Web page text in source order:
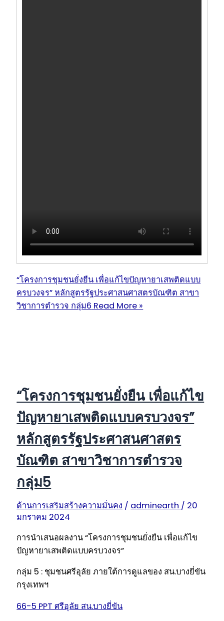
“โครงการชุมชนยั่งยืน เพื่อแก้ไขปัญหายาเสพติดแบบ
ครบวงจร” หลักสูตรรัฐประศาสนศาสตรบัณฑิต สาขา
วิชาการตำรวจ กลุ่ม6 Read More »
“โครงการชุมชนยั่งยืน เพื่อแก้ไข
ปัญหายาเสพติดแบบครบวงจร”
หลักสูตรรัฐประศาสนศาสตร
บัณฑิต สาขาวิชาการตำรวจ
กลุ่ม5
ด้านการเสริมสร้างความมั่นคง / adminearth / 20
มกราคม 2024
การนำเสนอผลงาน “โครงการชุมชนยั่งยืน เพื่อแก้ไข
ปัญหายาเสพติดแบบครบวงจร”
กลุ่ม 5 : ชุมชนศรีอุลัย ภายใต้การดูแลของ สน.บางยี่ขัน
กรุงเทพฯ
66-5 PPT ศรีอุลัย สน.บางยี่ขัน